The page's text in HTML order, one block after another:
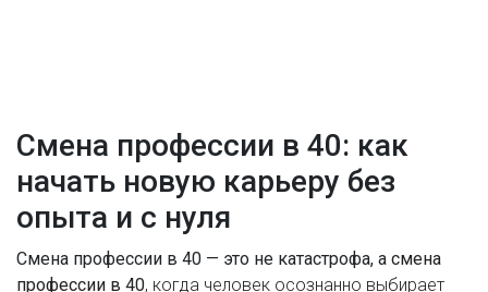
Смена профессии в 40: как
начать новую карьеру без
опыта и с нуля
Смена профессии в 40 — это не катастрофа, а смена
профессии в 40, когда человек осознанно выбирает